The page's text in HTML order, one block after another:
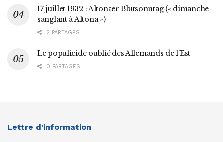
17 juillet 1932 : Altonaer Blutsonntag (« dimanche
sanglant à Altona »)
2 PARTAGES
Le populicide oublié des Allemands de l’Est
0 PARTAGES
Lettre d’information